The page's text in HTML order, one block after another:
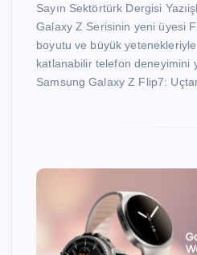
Sayın Sektörtürk Dergisi
Galaxy Z Serisinin yeni üyesi
boyutu ve büyük
katlanabilir telefon deneyimini
Samsung Galaxy Z Flip7: